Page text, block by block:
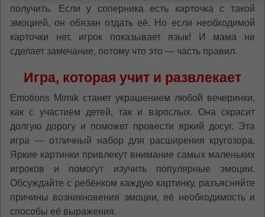
получить. Если у соперника есть карточка с такой
эмоцией, он обязан отдать её. Но если необходимой
карточки нет, игрок показывает язык! И мама не
сделает замечание, потому что это — часть правил.
Игра, которая учит и развлекает
Emotions Mimik станет украшением любой вечеринки,
как с участием детей, так и взрослых. Она скрасит
долгую дорогу и поможет провести яркий досуг. Эта
игра — отличный набор для расширения кругозора.
Яркие картинки привлекут внимание самых маленьких
игроков и помогут изучить популярные эмоции.
Обсуждайте с ребёнком каждую картинку, разъясняйте
причины возникновения эмоции, её необходимость и
способы её выражения.